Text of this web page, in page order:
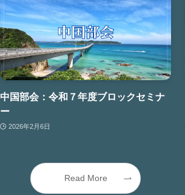
中国部会：令和７年度ブロックセミナ
ー
2026年2月6日
Read More